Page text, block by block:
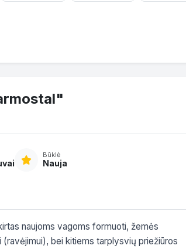
Būklė
Nauja
naujoms vagoms formuoti, žemės
bei kitiems tarplysvių priežiūros